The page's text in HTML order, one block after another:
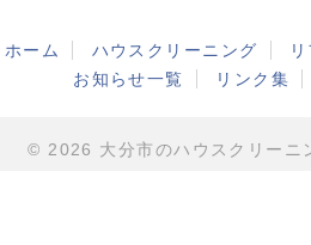
ホーム ハウスクリーニング
お知らせ一覧
リンク集
© 2026 大分市のハウスクリー